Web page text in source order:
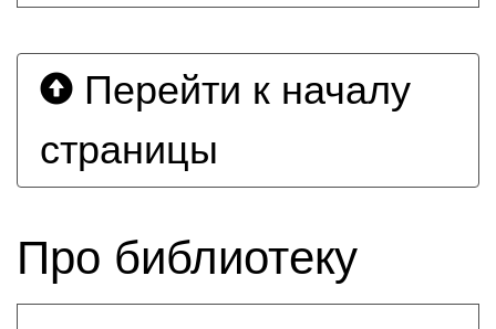
Перейти к началу
страницы
Про библиотеку